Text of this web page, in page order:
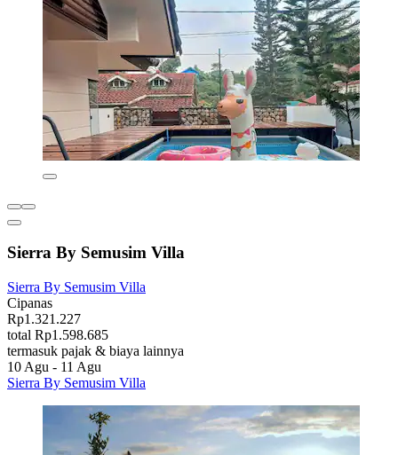
Sierra By Semusim Villa
Sierra By Semusim Villa
Cipanas
Rp1.321.227
total Rp1.598.685
termasuk pajak & biaya lainnya
10 Agu - 11 Agu
Sierra By Semusim Villa